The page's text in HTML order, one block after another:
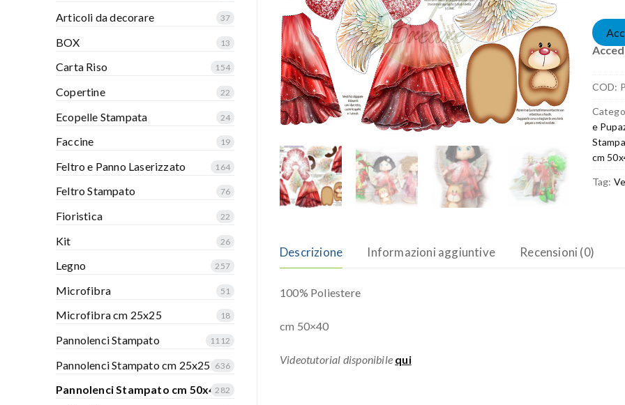
COD:
e
cm
Tag:
Descrizione Informazioni aggiuntive Recensioni (0)
100% Poliestere
cm 50×40
Videotutorial disponibile qui
Articoli da decorare 37
BOX 13
Carta Riso 154
Copertine 22
Ecopelle Stampata 24
Faccine 19
Feltro e Panno Laserizzato 164
Feltro Stampato 76
Fioristica 22
Kit 26
Legno 257
Microfibra 51
Microfibra cm 25x25 18
Pannolenci Stampato 1112
Pannolenci Stampato cm 25x25 636
Pannolenci Stampato cm 50x40282